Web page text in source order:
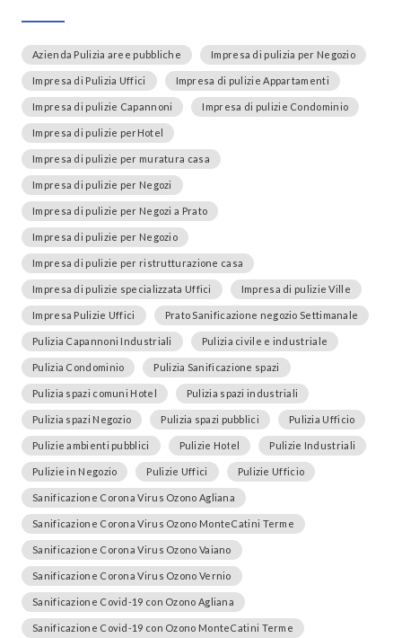
Azienda Pulizia aree pubbliche Impresa di pulizia per Negozio
Impresa di Pulizia Uffici Impresa di pulizie Appartamenti
Impresa di pulizie Capannoni Impresa di pulizie Condominio
Impresa di pulizie perHotel
Impresa di pulizie per muratura casa
Impresa di pulizie per Negozi
Impresa di pulizie per Negozi a Prato
Impresa di pulizie per Negozio
Impresa di pulizie per ristrutturazione casa
Impresa di pulizie specializzata Uffici Impresa di pulizie Ville
Impresa Pulizie Uffici Prato Sanificazione negozio Settimanale
Pulizia Capannoni Industriali Pulizia civile e industriale
Pulizia Condominio Pulizia Sanificazione spazi
Pulizia spazi comuni Hotel Pulizia spazi industriali
Pulizia spazi Negozio Pulizia spazi pubblici Pulizia Ufficio
Pulizie ambienti pubblici Pulizie Hotel Pulizie Industriali
Pulizie in Negozio Pulizie Uffici Pulizie Ufficio
Sanificazione Corona Virus Ozono Agliana
Sanificazione Corona Virus Ozono MonteCatini Terme
Sanificazione Corona Virus Ozono Vaiano
Sanificazione Corona Virus Ozono Vernio
Sanificazione Covid-19 con Ozono Agliana
Sanificazione Covid-19 con Ozono MonteCatini Terme